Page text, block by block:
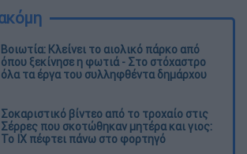
Βοιωτία: Κλείνει το αιολικό πάρκο από
όπου ξεκίνησε η φωτιά - Στο στόχαστρο
όλα τα έργα του συλληφθέντα δημάρχου
Σοκαριστικό βίντεο από το τροχαίο στις
Σέρρες που σκοτώθηκαν μητέρα και γιος:
Το ΙΧ πέφτει πάνω στο φορτηγό